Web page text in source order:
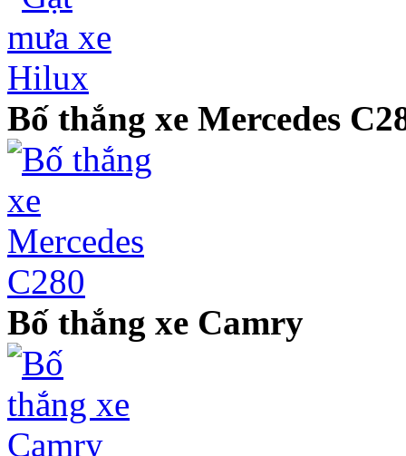
Bố thắng xe Mercedes
Bố thắng xe Camry